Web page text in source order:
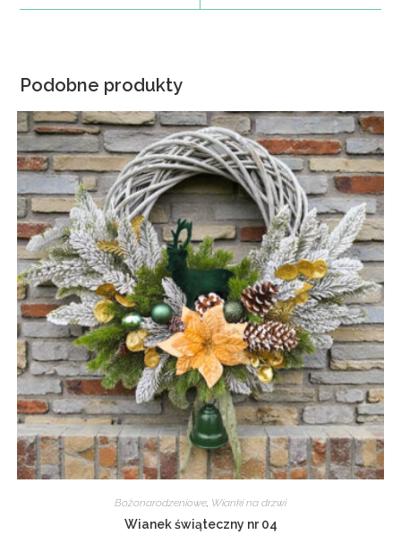
window
window
Podobne produkty
Bożonarodzeniowe, Wianki na drzwi
Wianek świąteczny nr 04